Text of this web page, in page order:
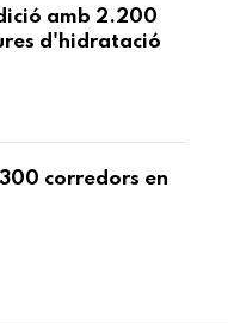
amb 2.200
d'hidratació
corredors en